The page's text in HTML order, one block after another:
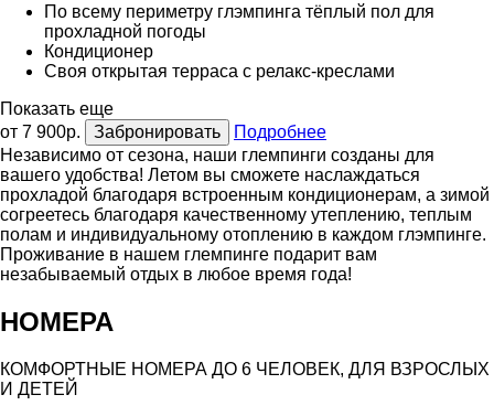
По всему периметру глэмпинга тёплый пол для
прохладной погоды
Кондиционер
Своя открытая терраса с релакс-креслами
Показать еще
от 7 900р.
Забронировать
Подробнее
Независимо от сезона, наши глемпинги созданы для
вашего удобства! Летом вы сможете наслаждаться
прохладой благодаря встроенным кондиционерам, а зимой
согреетесь благодаря качественному утеплению, теплым
полам и индивидуальному отоплению в каждом глэмпинге.
Проживание в нашем глемпинге подарит вам
незабываемый отдых в любое время года!
НОМЕРА
КОМФОРТНЫЕ НОМЕРА ДО 6 ЧЕЛОВЕК, ДЛЯ ВЗРОСЛЫХ
И ДЕТЕЙ